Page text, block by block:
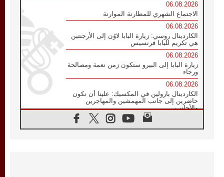
06.08.2026
الاجتماع الشهري للمطارنة الموارنة
06.08.2026
الكاردينال روسي: زيارة البابا لاوُن إلى الأرجنتين
هي تكريم للبابا فرنسيس
06.08.2026
زيارة البابا إلى البيرو ستكون زمن نعمة ومصالحة
ورجاء
06.08.2026
الكاردينال بارولين في المكسيك: علينا أن نكون
حاضرين إلى جانب المهمشين والمهاجرين
والأجانب
البابا لاوُن الرابع عشر للشباب في أسيزي: